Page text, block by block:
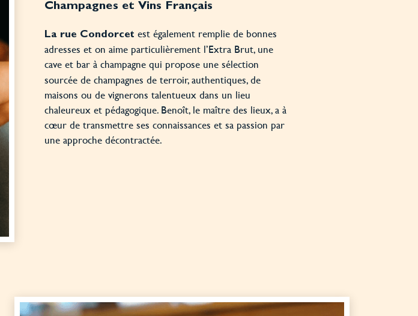
Champagnes et Vins Français
La rue Condorcet est également remplie de bonnes
adresses et on aime particulièrement l’Extra Brut, une
cave et bar à champagne qui propose une sélection
sourcée de champagnes de terroir, authentiques, de
maisons ou de vignerons talentueux dans un lieu
chaleureux et pédagogique. Benoît, le maître des lieux, a à
cœur de transmettre ses connaissances et sa passion par
une approche décontractée.